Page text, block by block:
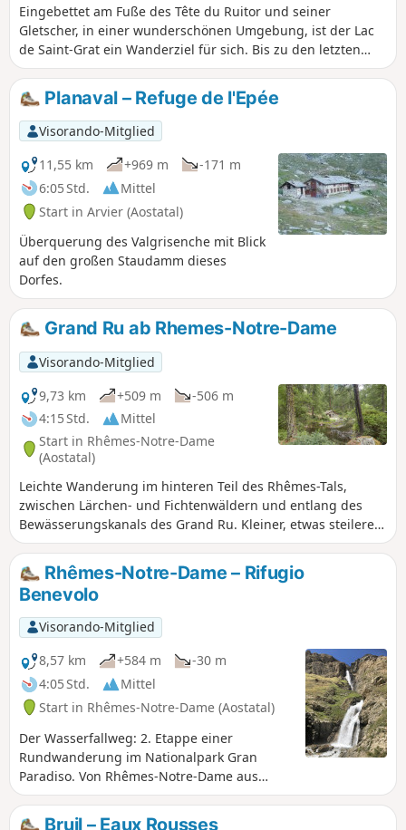
Eingebettet am Fuße des Tête du Ruitor und seiner
Gletscher, in einer wunderschönen Umgebung, ist der Lac
de Saint-Grat ein Wanderziel für sich. Bis zu den letzten
Serpentinen vor dem See ist der Hang moderat und der
Weg sehr gut begehbar. Der anschließende Aufstieg zur
Adami-Hütte ist deutlich steiler, bietet aber einen schönen
Ausblick.
Planaval – Refuge de l'Epée
Visorando-Mitglied
11,55 km
+969 m
-171 m
6:05 Std.
Mittel
Start in Arvier (Aostatal)
Überquerung des Valgrisenche mit Blick
auf den großen Staudamm dieses
Dorfes.
Grand Ru ab Rhemes-Notre-Dame
Visorando-Mitglied
9,73 km
+509 m
-506 m
4:15 Std.
Mittel
Start in Rhêmes-Notre-Dame
(Aostatal)
Leichte Wanderung im hinteren Teil des Rhêmes-Tals,
zwischen Lärchen- und Fichtenwäldern und entlang des
Bewässerungskanals des Grand Ru. Kleiner, etwas steilerer
Abstecher zum schönen Vallon d’Entrelor und zur Berghütte
„Refuge Delle Marmotte“. Auf dem Rückweg sollte man
unbedingt einen Abstecher machen, um den
wunderschönen Wasserfall „Cascade d’Entrelor“ und den
hübschen kleinen See „Lac de Pellaud“ zu bewundern.
Rhêmes-Notre-Dame – Rifugio
Benevolo
Visorando-Mitglied
8,57 km
+584 m
-30 m
4:05 Std.
Mittel
Start in Rhêmes-Notre-Dame (Aostatal)
Der Wasserfallweg: 2. Etappe einer
Rundwanderung im Nationalpark Gran
Paradiso. Von Rhêmes-Notre-Dame aus
erreicht man die Rifugio Benevolo, vorbei an
zahlreichen beeindruckenden Wasserfällen.
Bruil – Eaux Rousses